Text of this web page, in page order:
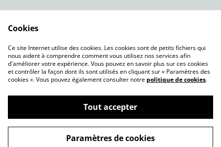
Nos modèles à
télécharger
©2026Brixodin Performance 3D
powered by
Cookies
Ce site Internet utilise des cookies. Les cookies sont de petits fichiers qui
nous aident à comprendre comment vous utilisez nos services afin
d'améliorer votre expérience. Vous pouvez en savoir plus sur ces cookies
et contrôler la façon dont ils sont utilisés en cliquant sur « Paramètres des
cookies ». Vous pouvez également consulter notre politique de cookies.
Tout accepter
Paramètres de cookies